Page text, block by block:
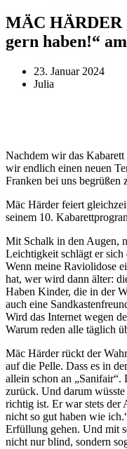
MÄC HÄRDER
gern haben!“
23. Januar 2024
Julia
Nachdem wir das Kabarett
wir endlich einen neuen
Franken bei uns begrüßen
Mäc Härder feiert
seinem 10.
Mit Schalk in den Augen,
Leichtigkeit schlägt er
Wenn meine Raviolidose
hat, wer wird dann älter:
Haben Kinder, die in der
auch eine
Wird das Internet wegen
Warum reden alle täglich
Mäc Härder rückt der
auf die Pelle. Dass es in
allein schon an
zurück. Und darum
richtig ist. Er war stets der
nicht so gut haben wie
Erfüllung gehen. Und mit
nicht nur blind, sondern